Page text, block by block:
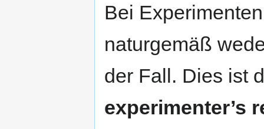
Bei
naturgemäß
der Fall. Dies ist
experimenter’s